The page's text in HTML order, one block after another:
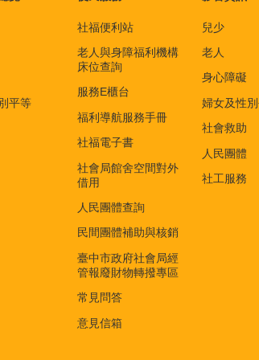
平等
社福便利站
老人與身障福利機構
床位查詢
服務E櫃台
福利導航服務手冊
社福電子書
社會局館舍空間對外
借用
人民團體查詢
民間團體補助與核銷
臺中市政府社會局經
管報廢財物轉撥專區
常見問答
意見信箱
兒少
老人
身心障礙
婦女及性
社會救助
人民團體
社工服務